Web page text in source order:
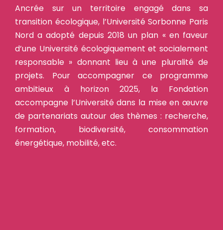
Ancrée sur un territoire engagé dans sa
transition écologique, l’Université Sorbonne Paris
Nord a adopté depuis 2018 un plan « en faveur
d’une Université écologiquement et socialement
responsable » donnant lieu à une pluralité de
projets. Pour accompagner ce programme
ambitieux à horizon 2025, la Fondation
accompagne l’Université dans la mise en œuvre
de partenariats autour des thèmes : recherche,
formation, biodiversité, consommation
énergétique, mobilité, etc.